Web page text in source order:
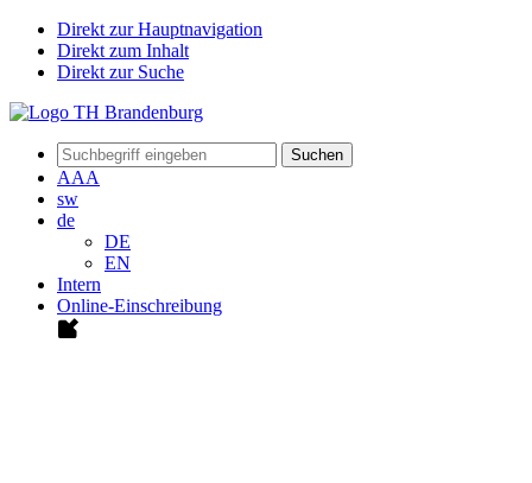
Direkt zur Hauptnavigation
Direkt zum Inhalt
Direkt zur Suche
Suchen
AAA
sw
de
DE
EN
Intern
Online-Einschreibung